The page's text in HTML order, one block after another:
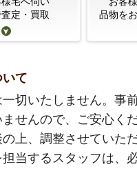
定・買取
品物を
て
切いたしません。事
せんので、ご安心く
上、調整させていただ
担当するスタッフは、